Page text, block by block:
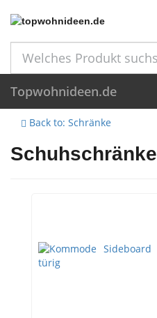
Topwohnideen.de
Back to: Schränke
Schuhschränke